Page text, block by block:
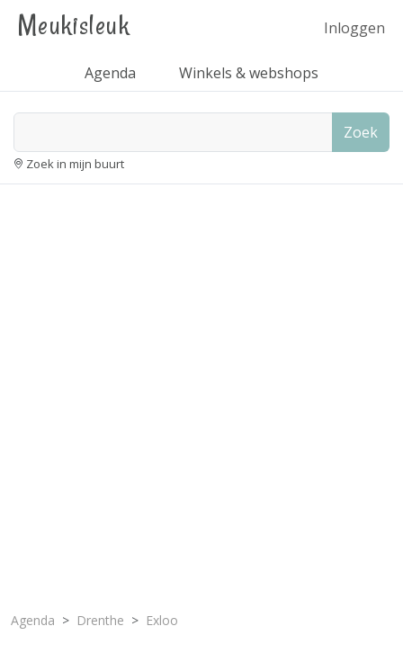
Meukisleuk Inloggen
Agenda Winkels & webshops
Zoek
Zoek in mijn buurt
Agenda Drenthe Exloo